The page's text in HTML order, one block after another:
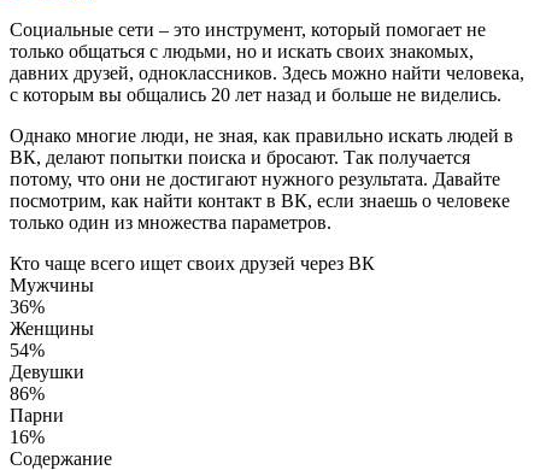
Социальные сети – это инструмент, который помогает не
только общаться с людьми, но и искать своих знакомых,
давних друзей, одноклассников. Здесь можно найти человека,
с которым вы общались 20 лет назад и больше не виделись.
Однако многие люди, не зная, как правильно искать людей в
ВК, делают попытки поиска и бросают. Так получается
потому, что они не достигают нужного результата. Давайте
посмотрим, как найти контакт в ВК, если знаешь о человеке
только один из множества параметров.
Кто чаще всего ищет своих друзей через ВК
Мужчины
36%
Женщины
54%
Девушки
86%
Парни
16%
Содержание